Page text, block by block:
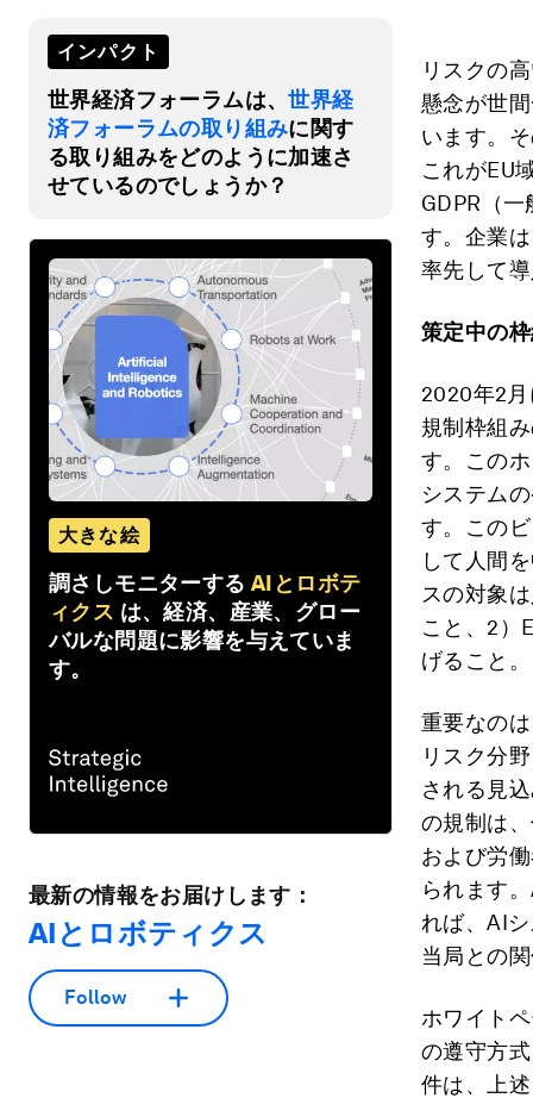
インパクト
世界経済フォーラムは、世界経
済フォーラムの取り組みに関す
る取り組みをどのように加速さ
せているのでしょうか？
大きな絵
調さしモニターする AIとロボテ
ィクス は、経済、産業、グロー
バルな問題に影響を与えていま
す。
最新の情報をお届けします：
AIとロボティクス
Follow
リスクの
懸念が世
います。
これがEU
GDPR（
す。企業
率先して
策定中の
2020年2
規制枠組
す。この
システム
す。この
して人間
スの対象
こと、2）
げること。
重要なの
リスク分
される見
の規制は
および労
られます
れば、AI
当局との
ホワイト
の遵守方
件は、上